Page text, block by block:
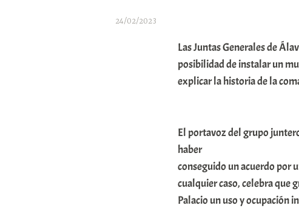
24/02/2023
Las Juntas Generales de
posibilidad de instalar un
explicar la historia de la
El portavoz del grupo
haber
conseguido un acuerdo por
cualquier caso, celebra que
Palacio un uso y ocupación